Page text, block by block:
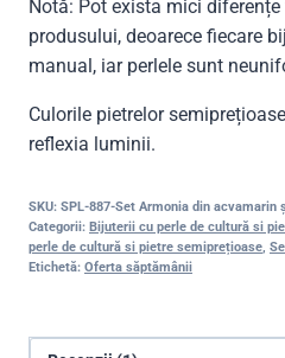
Notă: Pot exista mici
produsului, deoarece fiecare
manual, iar perlele sunt
Culorile pietrelor
reflexia luminii.
SKU: SPL-887-Set Armonia din acvamarin
Categorii: Bijuterii cu perle de cultură si
perle de cultură si pietre semiprețioase,
Etichetă: Oferta săptămânii